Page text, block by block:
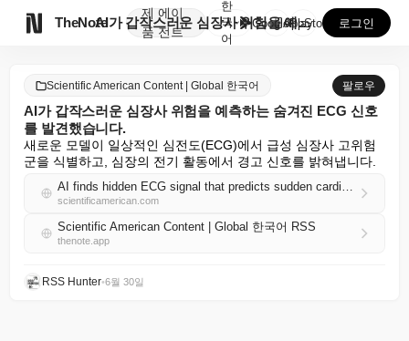
TheNote
제
품
에이
전트
AI가 갑작스러운 심장사 위험을 예측하는 숨겨진 ECG...
한
국
어
GooglePlay
AppStore 로그인
Scientific American Content | Global 한국어 팔로우
AI가 갑작스러운 심장사 위험을 예측하는 숨겨진 ECG 신호
를 발견했습니다.
새로운 모델이 일상적인 심전도(ECG)에서 급성 심장사 고위험
군을 식별하고, 심장의 전기 활동에서 경고 신호를 밝혀냅니다.
AI finds hidden ECG signal that predicts sudden cardiac death risk
scientificamerican.com
Scientific American Content | Global 한국어 RSS
thenote.app
RSS Hunter•6월 30일